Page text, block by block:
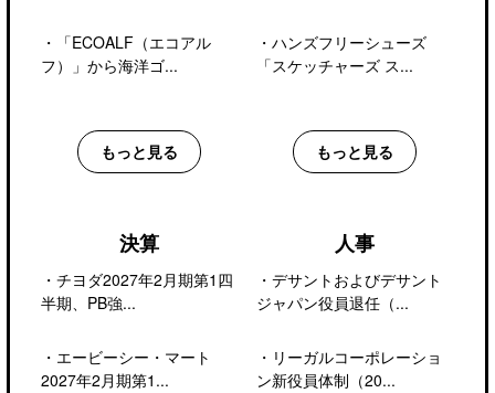
・
「ECOALF（エコアル
フ）」から海洋ゴ...
もっと見る
・ ハンズフリーシューズ
「スケッチャーズ ス...
もっと見る
決算
・ チヨダ2027年2月期第1四
半期、PB強...
・ エービーシー・マート
2027年2月期第1...
人事
・ デサントおよびデサント
ジャパン役員退任（...
・ リーガルコーポレーショ
ン新役員体制（20...